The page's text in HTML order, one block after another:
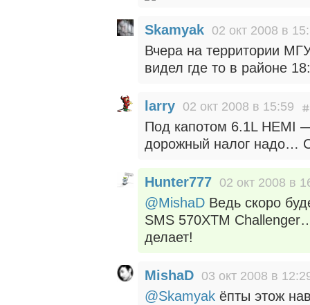
Skamyak 02 окт 2008 в
Вчера на территории
видел где то в районе
larry 02 окт 2008 в 15:59
Под капотом 6.1L HEMI
дорожный налог надо…
Hunter777 02 окт 2008 в
@MishaD Ведь скоро
SMS 570XTM
делает!
MishaD 03 окт 2008 в
@Skamyak ёпты этож